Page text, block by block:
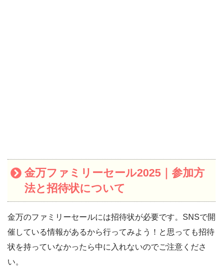
金万ファミリーセール2025｜参加方
法と招待状について
金万のファミリーセールには招待状が必要です。SNSで開
催している情報があるから行ってみよう！と思っても招待
状を持っていなかったら中に入れないのでご注意くださ
い。